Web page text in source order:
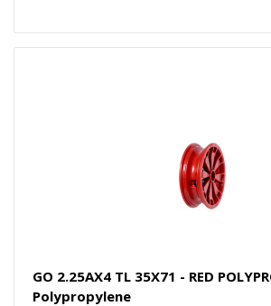
GO 2.25AX4 TL 35X71 - RED
Polypropylene